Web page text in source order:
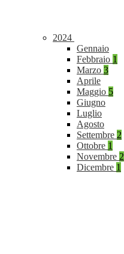
2024
Gennaio
Febbraio 1
Marzo 3
Aprile
Maggio 5
Giugno
Luglio
Agosto
Settembre 2
Ottobre 1
Novembre 2
Dicembre 1